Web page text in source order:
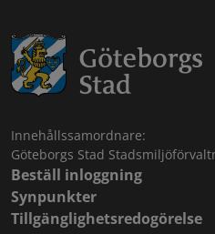
Innehållssamordnare:
Göteborgs Stad
Beställ inloggning
Synpunkter
Tillgänglighetsredogörelse